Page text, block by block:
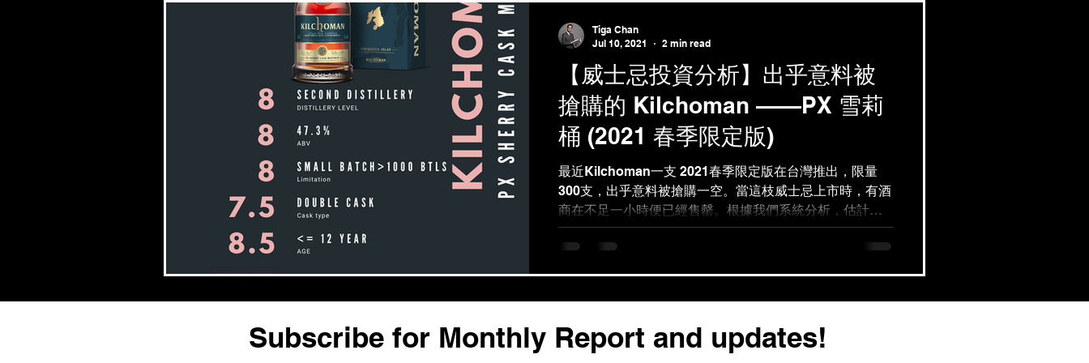
【威士忌投資分析】出乎意料被
搶購的 Kilchoman ——PX 雪莉
桶 (2021 春季限定版)
最近Kilchoman一支 2021春季限定版在台灣推出，限量
300支，出乎意料被搶購一空。當這枝威士忌上市時，有酒
商在不足一小時便已經售罄。根據我們系統分析，估計會
升值50%以上！今日會為大家介紹Kilchoman PX Sherry
Cask Matured, 47.3%。
Tiga Chan
Jul 10, 2021
2 min read
Subscribe for Monthly Report and updates!